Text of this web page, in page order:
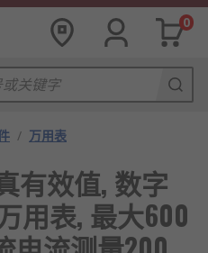
0
/ 万用表
有效值, 数字
用表, 最大600